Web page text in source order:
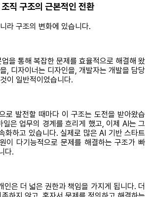
직 구조의 근본적인 전환
라 구조의 변화에 있습니다.
을 통해 복잡한 문제를 효율적으로 해결해 왔
, 디자이너는 디자인을, 개발자는 개발을 담당
이 일반적이었습니다.
로 발전할 때마다 이 구조는 도전을 받아왔습
은 업무의 경계를 흐리게 했고, 이제 AI는 그
화하고 있습니다. 실제로 많은 AI 기반 스타트
이 다기능적으로 문제를 해결하는 구조가 빠
다.
인은 더 넓은 권한과 책임을 가지게 됩니다. 더